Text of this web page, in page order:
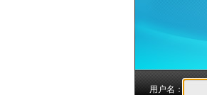
用户名：